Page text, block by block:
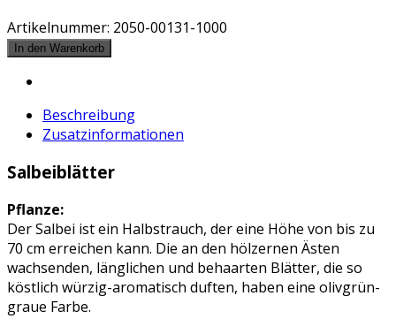
Artikelnummer: 2050-00131-1000
Beschreibung
Zusatzinformationen
Salbeiblätter
Pflanze:
Der Salbei ist ein Halbstrauch, der eine Höhe von bis zu
70 cm erreichen kann. Die an den hölzernen Ästen
wachsenden, länglichen und behaarten Blätter, die so
köstlich würzig-aromatisch duften, haben eine olivgrün-
graue Farbe.